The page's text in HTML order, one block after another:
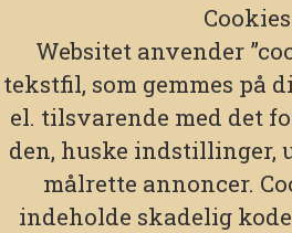
Cookies
Websitet anvender
tekstfil, som gemmes på
el. tilsvarende med det
den, huske indstillinger,
målrette annoncer.
indeholde skadelig